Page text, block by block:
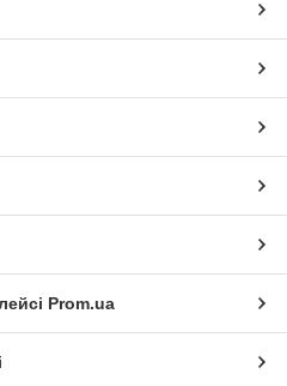
Prom.ua